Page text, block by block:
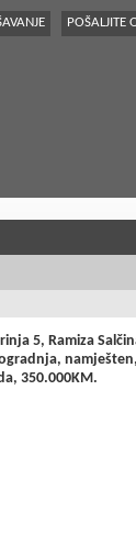
POŠALJITE
5, Ramiza
350.000KM.